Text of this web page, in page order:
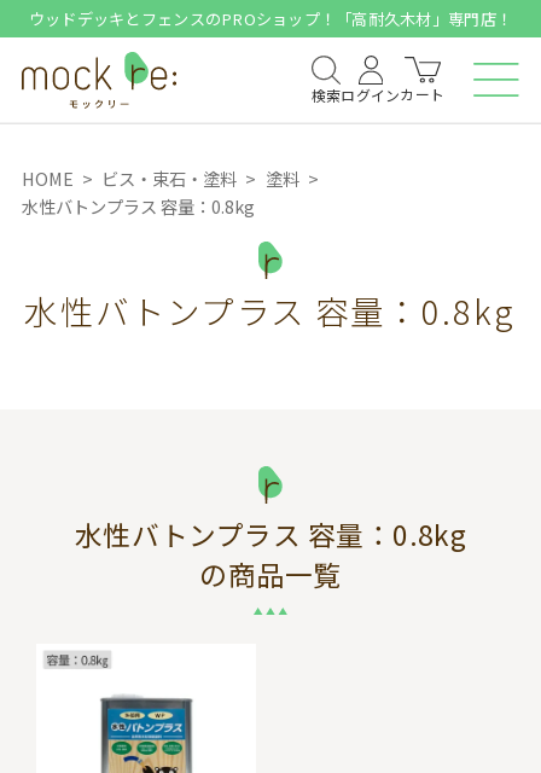
ウッドデッキとフェンスのPROショップ！「高耐久木材」専門店！
検索ログインカート
HOME ビス・束石・塗料
塗料
水性バトンプラス 容量：0.8kg
水性バトンプラス 容量：0.8kg
水性バトンプラス 容量：0.8kg
の商品一覧